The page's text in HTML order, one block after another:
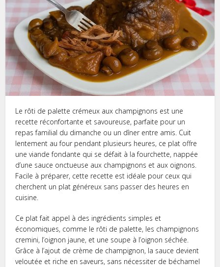
Le rôti de palette crémeux aux champignons est une
recette réconfortante et savoureuse, parfaite pour un
repas familial du dimanche ou un dîner entre amis. Cuit
lentement au four pendant plusieurs heures, ce plat offre
une viande fondante qui se défait à la fourchette, nappée
d’une sauce onctueuse aux champignons et aux oignons.
Facile à préparer, cette recette est idéale pour ceux qui
cherchent un plat généreux sans passer des heures en
cuisine.
Ce plat fait appel à des ingrédients simples et
économiques, comme le rôti de palette, les champignons
cremini, l’oignon jaune, et une soupe à l’oignon séchée.
Grâce à l’ajout de crème de champignon, la sauce devient
veloutée et riche en saveurs, sans nécessiter de béchamel